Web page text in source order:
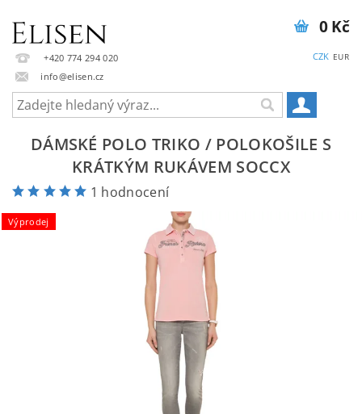
+420 774 294 020
info@elisen.cz
CZK EUR
0 Kč
DÁMSKÉ POLO TRIKO / POLOKOŠILE S
KRÁTKÝM RUKÁVEM SOCCX
1 hodnocení
Výprodej